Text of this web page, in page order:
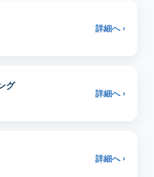
詳細へ ›
グ
詳細へ ›
詳細へ ›